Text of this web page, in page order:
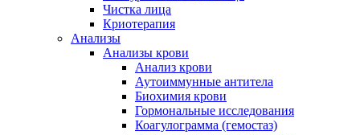
Чистка лица
Криотерапия
Анализы
Анализы крови
Анализ крови
Аутоиммунные антитела
Биохимия крови
Гормональные исследования
Коагулограмма (гемостаз)